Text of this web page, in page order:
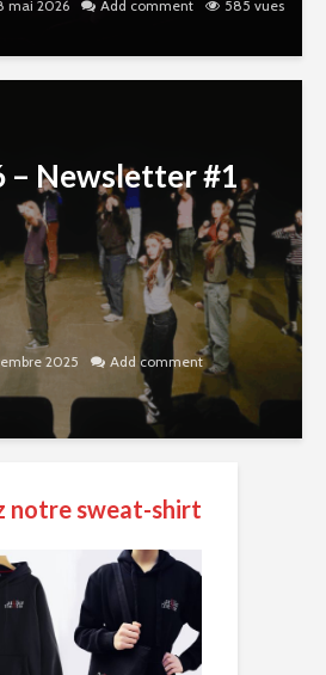
mai 2026 Add comment 585 vues
– Newsletter #1
2025
Add comment
notre sweat-shirt